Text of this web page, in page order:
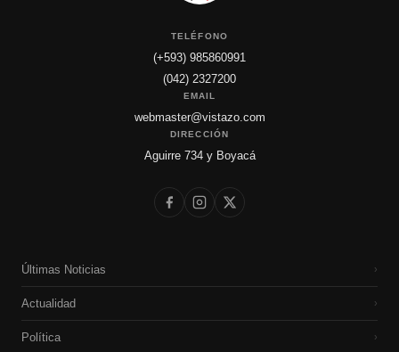
TELÉFONO
(+593) 985860991
(042) 2327200
EMAIL
webmaster@vistazo.com
DIRECCIÓN
Aguirre 734 y Boyacá
Últimas Noticias ›
Actualidad ›
Política ›